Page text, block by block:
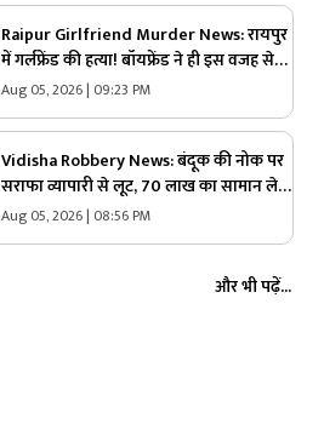
Raipur Girlfriend Murder News: रायपुर
में गर्लफ्रेंड की हत्या! बॉयफ्रेंड ने ही इस वजह से
उतारा मौत के घाट, 6 महीने से रह रहे थे लिव इन
में
Aug 05, 2026 | 09:23 PM
Vidisha Robbery News: बंदूक की नोक पर
सराफा व्यापारी से लूट, 70 लाख का सामान ले
उड़े लुटेरे, जाते-जाते मार दी गोली
Aug 05, 2026 | 08:56 PM
और भी पढ़ें...